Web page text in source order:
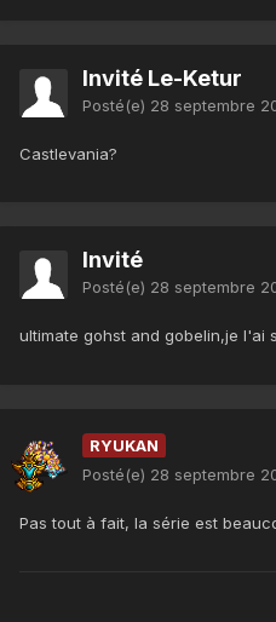
Invité Le-Ketur
Posté(e) 28 septembre
Castlevania?
Invité
Posté(e) 28 septembre
ultimate gohst and gobelin,je l'ai
RYUKAN
Posté(e) 28 septembre
Pas tout à fait, la série est